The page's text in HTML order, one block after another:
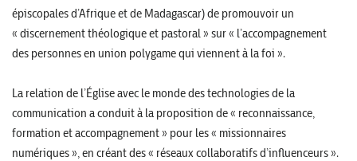
épiscopales d’Afrique et de Madagascar) de promouvoir un
« discernement théologique et pastoral » sur « l’accompagnement
des personnes en union polygame qui viennent à la foi ».
La relation de l’Église avec le monde des technologies de la
communication a conduit à la proposition de « reconnaissance,
formation et accompagnement » pour les « missionnaires
numériques », en créant des « réseaux collaboratifs d’influenceurs ».